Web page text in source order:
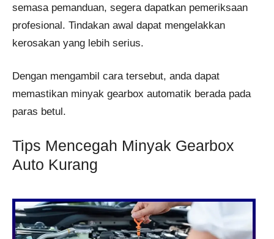
semasa pemanduan, segera dapatkan pemeriksaan
profesional. Tindakan awal dapat mengelakkan
kerosakan yang lebih serius.
Dengan mengambil cara tersebut, anda dapat
memastikan minyak gearbox automatik berada pada
paras betul.
Tips Mencegah Minyak Gearbox
Auto Kurang